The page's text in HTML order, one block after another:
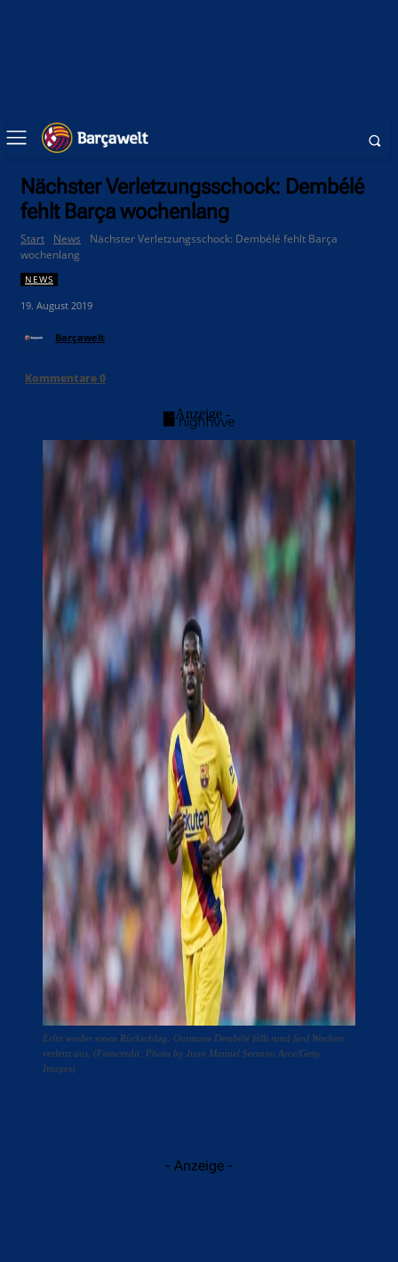
Nächster Verletzungsschock: Dembélé
fehlt Barça wochenlang
Start News
Nächster Verletzungsschock: Dembélé fehlt Barça
wochenlang
NEWS
19. August 2019
Barçawelt
Kommentare0
- Anzeige -
Erlitt wieder einen Rückschlag: Ousmane Dembélé fällt rund fünf Wochen
verletzt aus. (Fotocredit: Photo by Juan Manuel Serrano Arce/Getty
Images)
- Anzeige -